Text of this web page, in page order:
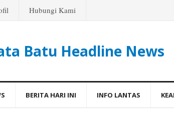
Hubungi Kami
Batu Headline News
BERITA HARI INI INFO LANTAS